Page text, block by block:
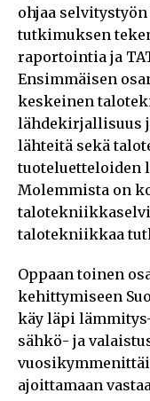
ohjaa
tutkimuksen
raportointia ja
Ensimmäisen
keskeinen
lähdekirjallisuus
lähteitä sekä
tuoteluetteloiden
Molemmista on
talotekniikkaa
Oppaan toinen
kehittymiseen
käy läpi
sähkö- ja
ajoittamaan